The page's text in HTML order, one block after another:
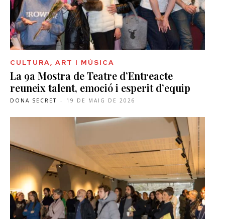
CULTURA, ART I MÚSICA
La 9a Mostra de Teatre d’Entreacte
reuneix talent, emoció i esperit d’equip
DONA SECRET - 19 DE MAIG DE 2026